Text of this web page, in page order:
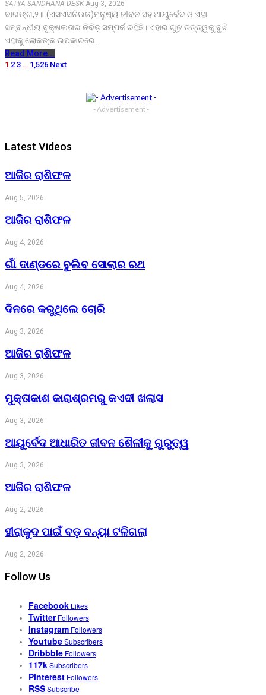
SATYA SANDHANA DESK Aug 3, 2026
ବାରଙ୍ଗ,୨।୮(ଏସଏସନିଉଜ)ମନୁଷ୍ୟ ଜୀବନ ସହ ଆୟୁର୍ବେଦ ଓ ଏହା
ସମ୍ବନ୍ଧୀୟ ବୃକ୍ଷଲତାର ନିବିଡ଼ ସମ୍ପର୍କ ରହିଛି। ଏହାର ଗୁଢ଼ ତତ୍ତ୍ୱକୁ ବୁଝି
ଏହାକୁ ଲୋକଙ୍କ ଉପକାରରେ…
Read More...
1 2 3 … 1,526 Next
- Advertisement -
Latest Videos
ଆଜିର ରାଶିଫଳ
Aug 5, 2026
ଆଜିର ରାଶିଫଳ
Aug 4, 2026
ଗାଁ ଦାଣ୍ଡରେ ବୁଲିବ ସୋଲାର ରଥ
Aug 4, 2026
ଦିନରେ କରୁଥିଲେ ଚୋରି
Aug 3, 2026
ଆଜିର ରାଶିଫଳ
Aug 3, 2026
ମୁକ୍ତାକାଶ କାରାଶ୍ରମରୁ କଏଦୀ ଖଲାସ
Aug 3, 2026
ଆୟୁର୍ବେଦ ଆଧାରିତ ଜୀବନ ଶୈଳୀକୁ ଗୁରୁତ୍ୱ
Aug 3, 2026
ଆଜିର ରାଶିଫଳ
Aug 2, 2026
ହୀରାକୁଦ ପାଇଁ ବଡ଼ ବନ୍ୟା ଟଳିଗଲା
Aug 2, 2026
Follow Us
Facebook Likes
Twitter Followers
Instagram Followers
YoutubeSubscribers
Dribbble Followers
117kSubscribers
Pinterest Followers
RSSSubscribe